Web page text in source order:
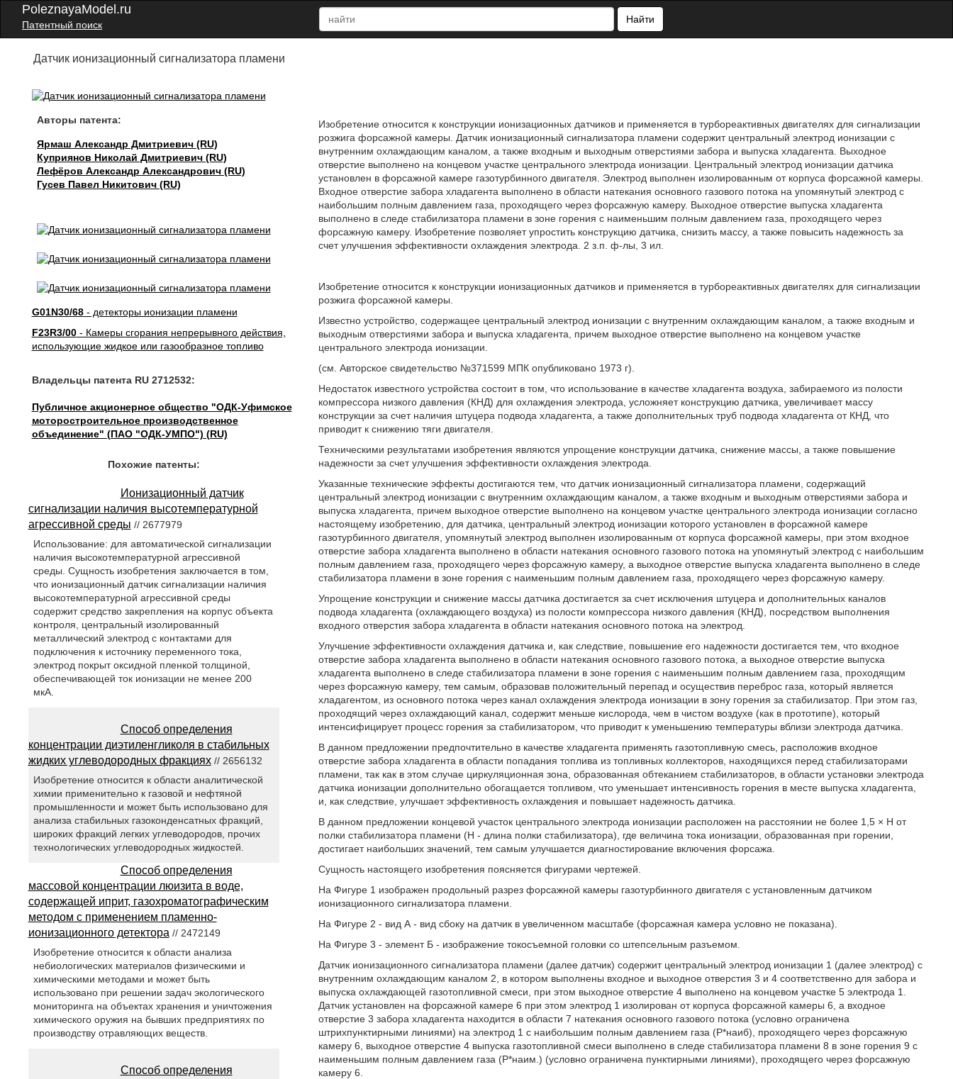
PoleznayaModel.ru
Патентный поиск
Найти
Датчик ионизационный сигнализатора пламени
Авторы патента:
Ярмаш Александр Дмитриевич (RU)
Куприянов Николай Дмитриевич (RU)
Лефёров Александр Александрович (RU)
Гусев Павел Никитович (RU)
G01N30/68- детекторы ионизации пламени
F23R3/00- Камеры сгорания непрерывного действия,
использующие жидкое или газообразное топливо
Владельцы патента RU 2712532:
Публичное акционерное общество "ОДК-Уфимское
моторостроительное производственное
объединение" (ПАО "ОДК-УМПО") (RU)
Изобретение относится к конструкции ионизационных датчиков и применяется в турбореактивных двигателях для сигнализации
розжига форсажной камеры. Датчик ионизационный сигнализатора пламени содержит центральный электрод ионизации с
внутренним охлаждающим каналом, а также входным и выходным отверстиями забора и выпуска хладагента. Выходное
отверстие выполнено на концевом участке центрального электрода ионизации. Центральный электрод ионизации датчика
установлен в форсажной камере газотурбинного двигателя. Электрод выполнен изолированным от корпуса форсажной камеры.
Входное отверстие забора хладагента выполнено в области натекания основного газового потока на упомянутый электрод с
наибольшим полным давлением газа, проходящего через форсажную камеру. Выходное отверстие выпуска хладагента
выполнено в следе стабилизатора пламени в зоне горения с наименьшим полным давлением газа, проходящего через
форсажную камеру. Изобретение позволяет упростить конструкцию датчика, снизить массу, а также повысить надежность за
счет улучшения эффективности охлаждения электрода. 2 з.п. ф-лы, 3 ил.
Изобретение относится к конструкции ионизационных датчиков и применяется в турбореактивных двигателях для сигнализации
розжига форсажной камеры.
Известно устройство, содержащее центральный электрод ионизации с внутренним охлаждающим каналом, а также входным и
выходным отверстиями забора и выпуска хладагента, причем выходное отверстие выполнено на концевом участке
центрального электрода ионизации.
(см. Авторское свидетельство №371599 МПК опубликовано 1973 г).
Недостаток известного устройства состоит в том, что использование в качестве хладагента воздуха, забираемого из полости
компрессора низкого давления (КНД) для охлаждения электрода, усложняет конструкцию датчика, увеличивает массу
конструкции за счет наличия штуцера подвода хладагента, а также дополнительных труб подвода хладагента от КНД, что
приводит к снижению тяги двигателя.
Техническими результатами изобретения являются упрощение конструкции датчика, снижение массы, а также повышение
надежности за счет улучшения эффективности охлаждения электрода.
Указанные технические эффекты достигаются тем, что датчик ионизационный сигнализатора пламени, содержащий
центральный электрод ионизации с внутренним охлаждающим каналом, а также входным и выходным отверстиями забора и
выпуска хладагента, причем выходное отверстие выполнено на концевом участке центрального электрода ионизации согласно
настоящему изобретению, для датчика, центральный электрод ионизации которого установлен в форсажной камере
газотурбинного двигателя, упомянутый электрод выполнен изолированным от корпуса форсажной камеры, при этом входное
отверстие забора хладагента выполнено в области натекания основного газового потока на упомянутый электрод с наибольшим
полным давлением газа, проходящего через форсажную камеру, а выходное отверстие выпуска хладагента выполнено в следе
стабилизатора пламени в зоне горения с наименьшим полным давлением газа, проходящего через форсажную камеру.
Упрощение конструкции и снижение массы датчика достигается за счет исключения штуцера и дополнительных каналов
подвода хладагента (охлаждающего воздуха) из полости компрессора низкого давления (КНД), посредством выполнения
входного отверстия забора хладагента в области натекания основного потока на электрод.
Улучшение эффективности охлаждения датчика и, как следствие, повышение его надежности достигается тем, что входное
отверстие забора хладагента выполнено в области натекания основного газового потока, а выходное отверстие выпуска
хладагента выполнено в следе стабилизатора пламени в зоне горения с наименьшим полным давлением газа, проходящим
через форсажную камеру, тем самым, образовав положительный перепад и осуществив переброс газа, который является
хладагентом, из основного потока через канал охлаждения электрода ионизации в зону горения за стабилизатор. При этом газ,
проходящий через охлаждающий канал, содержит меньше кислорода, чем в чистом воздухе (как в прототипе), который
интенсифицирует процесс горения за стабилизатором, что приводит к уменьшению температуры вблизи электрода датчика.
В данном предложении предпочтительно в качестве хладагента применять газотопливную смесь, расположив входное
отверстие забора хладагента в области попадания топлива из топливных коллекторов, находящихся перед стабилизаторами
пламени, так как в этом случае циркуляционная зона, образованная обтеканием стабилизаторов, в области установки электрода
датчика ионизации дополнительно обогащается топливом, что уменьшает интенсивность горения в месте выпуска хладагента,
и, как следствие, улучшает эффективность охлаждения и повышает надежность датчика.
В данном предложении концевой участок центрального электрода ионизации расположен на расстоянии не более 1,5 × Н от
полки стабилизатора пламени (Н - длина полки стабилизатора), где величина тока ионизации, образованная при горении,
достигает наибольших значений, тем самым улучшается диагностирование включения форсажа.
Сущность настоящего изобретения поясняется фигурами чертежей.
На Фигуре 1 изображен продольный разрез форсажной камеры газотурбинного двигателя с установленным датчиком
ионизационного сигнализатора пламени.
На Фигуре 2 - вид А - вид сбоку на датчик в увеличенном масштабе (форсажная камера условно не показана).
На Фигуре 3 - элемент Б - изображение токосъемной головки со штепсельным разъемом.
Датчик ионизационного сигнализатора пламени (далее датчик) содержит центральный электрод ионизации 1 (далее электрод) с
внутренним охлаждающим каналом 2, в котором выполнены входное и выходное отверстия 3 и 4 соответственно для забора и
выпуска охлаждающей газотопливной смеси, при этом выходное отверстие 4 выполнено на концевом участке 5 электрода 1.
Датчик установлен на форсажной камере 6 при этом электрод 1 изолирован от корпуса форсажной камеры 6, а входное
отверстие 3 забора хладагента находится в области 7 натекания основного газового потока (условно ограничена
штрихпунктирными линиями) на электрод 1 с наибольшим полным давлением газа (Р*наиб), проходящего через форсажную
камеру 6, выходное отверстие 4 выпуска газотопливной смеси выполнено в следе стабилизатора пламени 8 в зоне горения 9 с
наименьшим полным давлением газа (Р*наим.) (условно ограничена пунктирными линиями), проходящего через форсажную
камеру 6.
Похожие патенты:
Ионизационный датчик
сигнализации наличия высотемпературной
агрессивной среды // 2677979
Использование: для автоматической сигнализации
наличия высокотемпературной агрессивной
среды. Сущность изобретения заключается в том,
что ионизационный датчик сигнализации наличия
высокотемпературной агрессивной среды
содержит средство закрепления на корпус объекта
контроля, центральный изолированный
металлический электрод с контактами для
подключения к источнику переменного тока,
электрод покрыт оксидной пленкой толщиной,
обеспечивающей ток ионизации не менее 200
мкА.
Способ определения
концентрации диэтиленгликоля в стабильных
жидких углеводородных фракциях// 2656132
Изобретение относится к области аналитической
химии применительно к газовой и нефтяной
промышленности и может быть использовано для
анализа стабильных газоконденсатных фракций,
широких фракций легких углеводородов, прочих
технологических углеводородных жидкостей.
Способ определения
массовой концентрации люизита в воде,
содержащей иприт, газохроматографическим
методом с применением пламенно-
ионизационного детектора// 2472149
Изобретение относится к области анализа
небиологических материалов физическими и
химическими методами и может быть
использовано при решении задач экологического
мониторинга на объектах хранения и уничтожения
химического оружия на бывших предприятиях по
производству отравляющих веществ.
Способ определения